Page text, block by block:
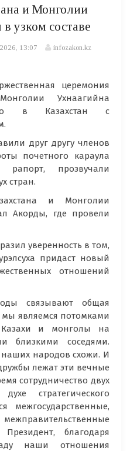
и Монголии
узком составе
13:07
infozakon.kz
церемония
Ухнаагийна
в Казахстан с
друг другу членов
почетного караула
рапорт, прозвучали
стран.
и Монголии
Акорды, где провели
уверенность в том,
придаст новый
отношений
связывают общая
являемся потомками
Казахи и монголы на
близкими соседями.
народов схожи. И
лежат эти вечные
сотрудничество двух
стратегического
межгосударственные,
благодаря
наши отношения